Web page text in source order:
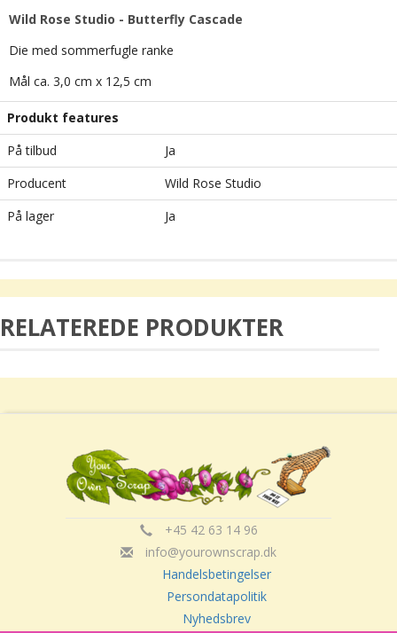
Wild Rose Studio - Butterfly Cascade
Die med sommerfugle ranke
Mål ca. 3,0 cm x 12,5 cm
Produkt features
På tilbud
Ja
Producent
Wild Rose Studio
På lager
Ja
RELATEREDE PRODUKTER
+45 42 63 14 96
info@yourownscrap.dk
Handelsbetingelser
Persondatapolitik
Nyhedsbrev